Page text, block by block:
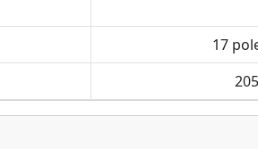
17